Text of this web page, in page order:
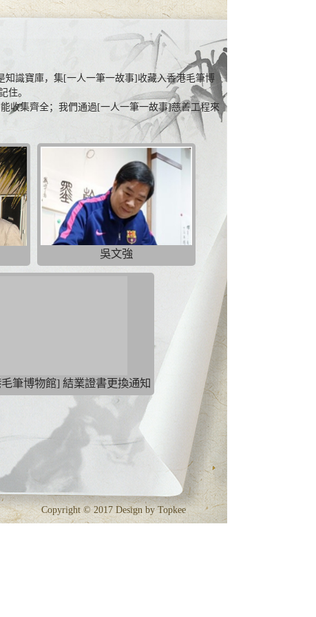
識寶庫，集[一人一筆一故事]收藏入香港毛筆博
住。
收集齊全；我們通過[一人一筆一故事]慈善工程來
吳文強
筆博物館] 結業證書更換通知
Copyright © 2017 Design byTopkee